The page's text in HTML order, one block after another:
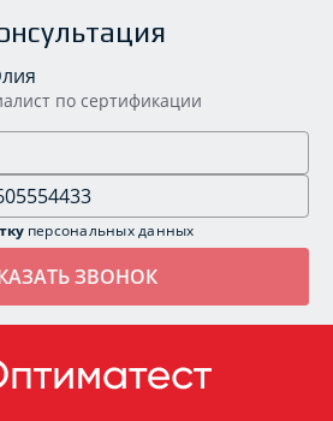
по сертификации
персональных данных